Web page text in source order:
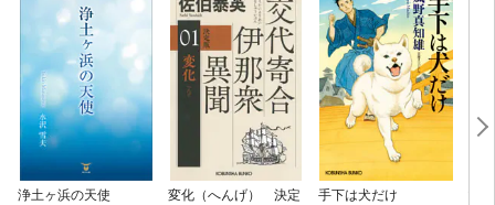
浄土ヶ浜の天使
変化（へんげ） 決定
手下は犬だけ